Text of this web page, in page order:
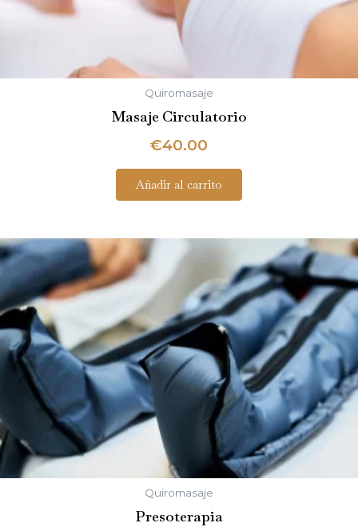
Quiromasaje
Masaje Circulatorio
€40.00
Añadir al carrito
Quiromasaje
Presoterapia